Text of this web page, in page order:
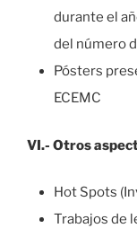
durante el
del número
Pósters
ECEMC
VI.- Otros
Hot Spots
Trabajos de